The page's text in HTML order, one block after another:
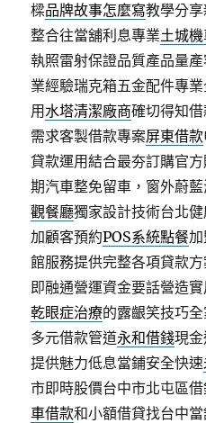
樑品牌故事怎麼寫教學分
整合往當舖利息專業土城
執照雷射保證品質產品量
業經驗瑞克箱五金配件專
用水塔清潔廠商確切得知
需求客製借款專案屏東借款
貸款運用結合最夯訂購官
期汽車整免留車，窗外蔚
觀餐廳獨家設計技術台北
加顧客預約POS系統點餐
館服務提供完整各項貸款
即融通營運資金要話營造
乾眼症治療的露齦笑技巧
多元借款管道永和借錢現
提供魅力低息當鋪安全快速
市即時股價台中市北屯區
車借款和小額借貸找台中